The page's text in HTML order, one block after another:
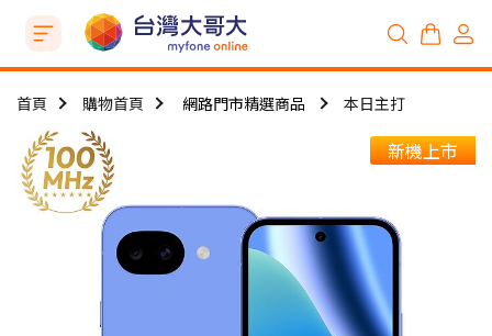
首頁 購物首頁 網路門市精選商品 本日主打
新機上市